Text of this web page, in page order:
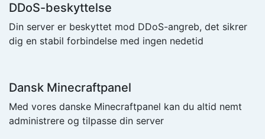
DDoS-beskyttelse
Din server er beskyttet mod DDoS-angreb, det sikrer
dig en stabil forbindelse med ingen nedetid
Dansk Minecraftpanel
Med vores danske Minecraftpanel kan du altid nemt
administrere og tilpasse din server